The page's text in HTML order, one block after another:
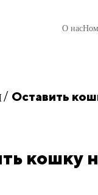
О нас
Оставить
кошку